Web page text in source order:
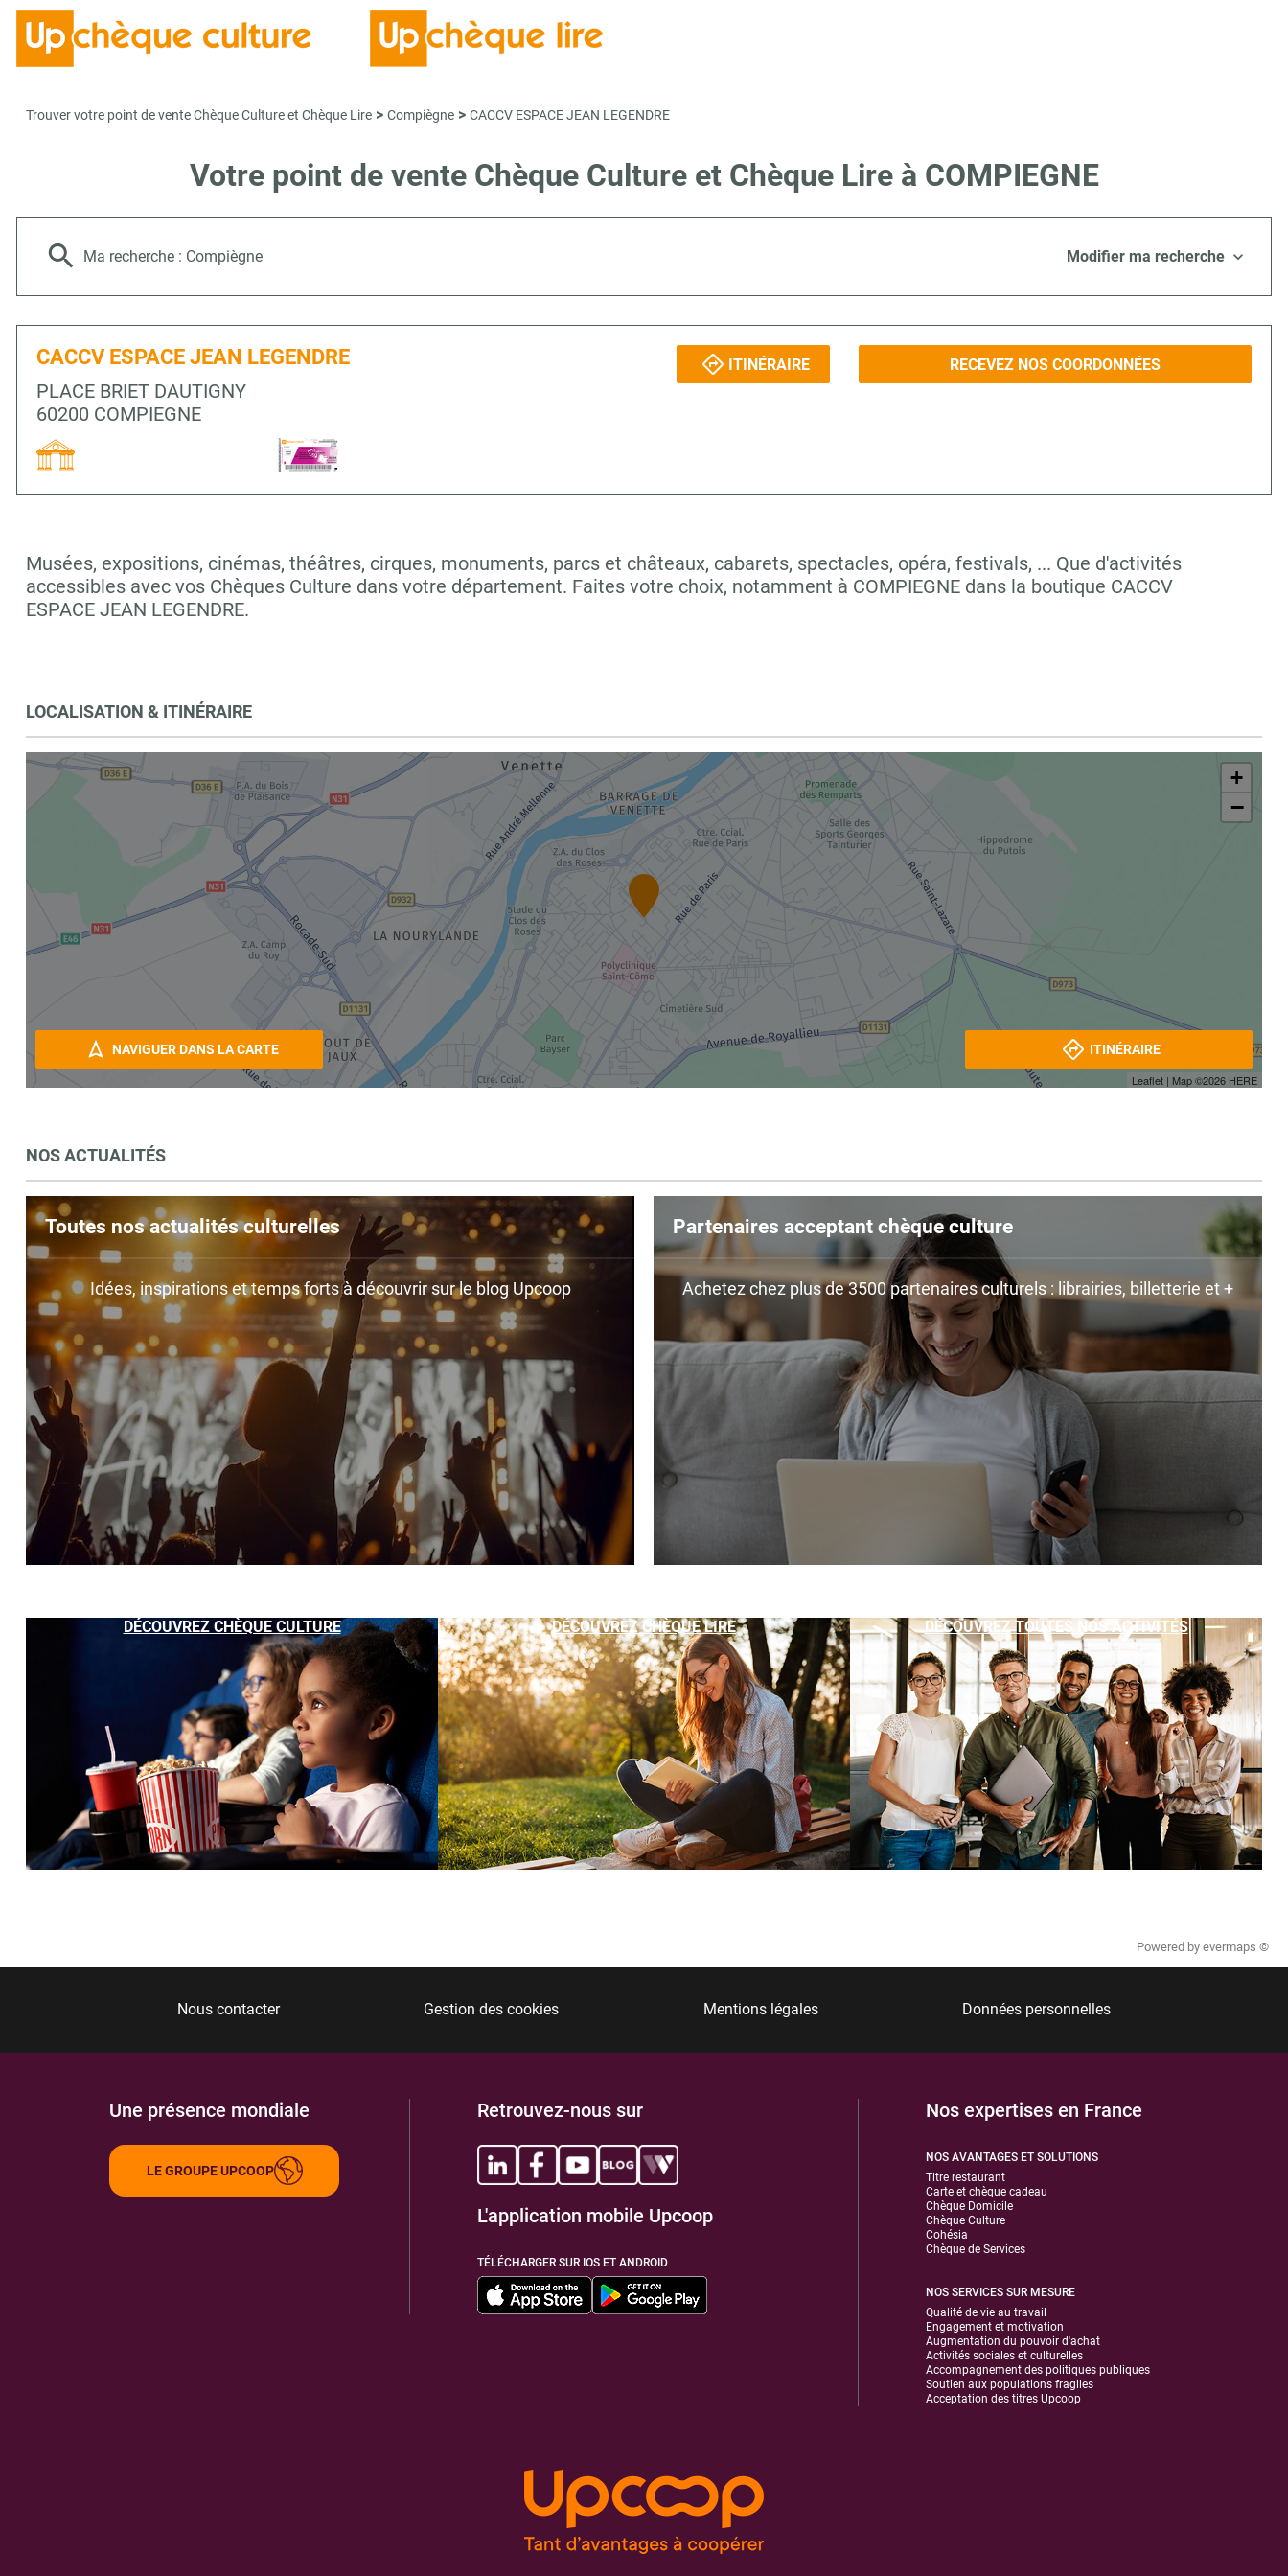
Trouver votre point de vente Chèque Culture et Chèque Lire > Compiègne > CACCV ESPACE JEAN LEGENDRE
Votre point de vente Chèque Culture et Chèque Lire à COMPIEGNE
Ma recherche : Compiègne Modifier ma recherche
CACCV ESPACE JEAN LEGENDRE
PLACE BRIET DAUTIGNY
60200 COMPIEGNE
ITINÉRAIRE RECEVEZ NOS COORDONNÉES
Musées, expositions, cinémas, théâtres, cirques, monuments, parcs et châteaux, cabarets, spectacles, opéra, festivals, ... Que d'activités
accessibles avec vos Chèques Culture dans votre département. Faites votre choix, notamment à COMPIEGNE dans la boutique CACCV
ESPACE JEAN LEGENDRE.
LOCALISATION & ITINÉRAIRE
+
−
Leaflet | Map ©2026 HERE
NAVIGUER DANS LA CARTE ITINÉRAIRE
NOS ACTUALITÉS
Toutes nos actualités culturelles
Idées, inspirations et temps forts à découvrir sur le blog Upcoop
Partenaires acceptant chèque culture
Achetez chez plus de 3500 partenaires culturels : librairies, billetterie et +
DÉCOUVREZ CHÈQUE CULTURE DÉCOUVREZ CHÈQUE LIRE DÉCOUVREZ TOUTES NOS ACTIVITÉS
Powered by evermaps ©
Nous contacter Gestion des cookies Mentions légales Données personnelles
Une présence mondiale
LE GROUPE UPCOOP
Retrouvez-nous sur
L'application mobile Upcoop
TÉLÉCHARGER SUR IOS ET ANDROID
Nos expertises en France
NOS AVANTAGES ET SOLUTIONS
Titre restaurant
Carte et chèque cadeau
Chèque Domicile
Chèque Culture
Cohésia
Chèque de Services
NOS SERVICES SUR MESURE
Qualité de vie au travail
Engagement et motivation
Augmentation du pouvoir d'achat
Activités sociales et culturelles
Accompagnement des politiques publiques
Soutien aux populations fragiles
Acceptation des titres Upcoop